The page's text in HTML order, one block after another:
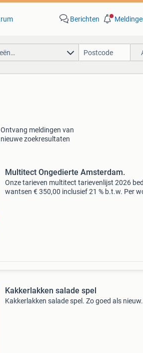
Berichten
Ontvang meldingen van
nieuwe zoekresultaten
Multitect Ongedierte Amsterdam.
Onze tarieven multitect tarievenlijst 2026 bed
wantsen € 350,00 inclusief 21 % b.t.w. Per
Kakkerlakken salade spel
Kakkerlakken salade spel. Zo goed als nieuw.